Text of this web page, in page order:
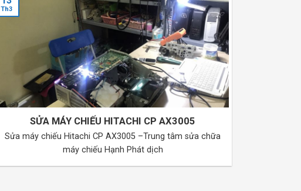
SỬA MÁY CHIẾU HITACHI CP AX3005
Sửa máy chiếu Hitachi CP AX3005 –Trung tâm sửa chữa
máy chiếu Hạnh Phát dịch
Th3